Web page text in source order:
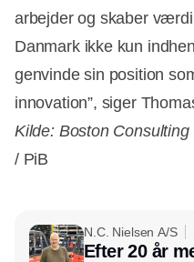
arbejder og skaber
Danmark ikke kun
genvinde sin position
innovation”, siger
Kilde: Boston Consulting
/ PiB
N.C. Nielsen A/S
Efter 20 år